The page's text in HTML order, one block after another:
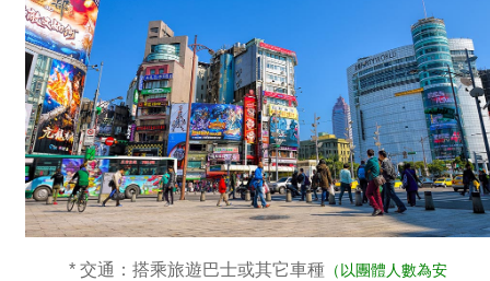
* 交通：搭乘旅遊巴士或其它車種（以團體人數為安